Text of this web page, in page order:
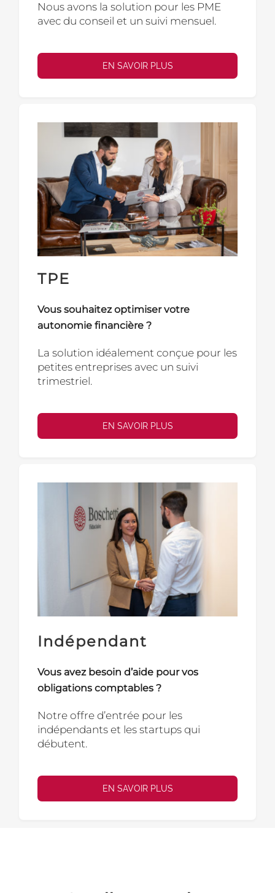
Nous avons la solution pour les PME
avec du conseil et un suivi mensuel.
EN SAVOIR PLUS
TPE
Vous souhaitez optimiser votre
autonomie financière ?
La solution idéalement conçue pour les
petites entreprises avec un suivi
trimestriel.
EN SAVOIR PLUS
Indépendant
Vous avez besoin d’aide pour vos
obligations comptables ?
Notre offre d’entrée pour les
indépendants et les startups qui
débutent.
EN SAVOIR PLUS